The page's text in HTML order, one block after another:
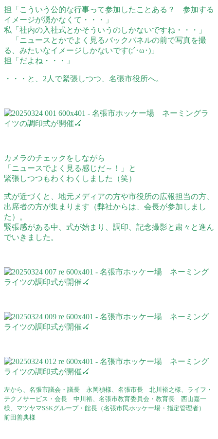
担「こういう公的な行事って参加したことある？ 参加する
イメージが湧かなくて・・・」
私「社内の入社式とかそういうのしかないですね・・・」
「ニュースとかでよく見るバックパネルの前で写真を撮
る、みたいなイメージしかないです(;´･ω･)」
担「だよね・・・」
・・・と、2人で緊張しつつ、名張市役所へ。
カメラのチェックをしながら
「ニュースでよく見る感じだ～！」と
緊張しつつもわくわくしました（笑）
式が近づくと、地元メディアの方や市役所の広報担当の方、
出席者の方が集まります（弊社からは、会長が参加しまし
た）。
緊張感がある中、式が始まり、調印、記念撮影と粛々と進ん
でいきました。
左から、 名張市議会・議長 永岡禎様、名張市長 北川裕之様、ライフ・
テクノサービス・会長 中川裕、名張市教育委員会・教育長 西山嘉一
様、 マツヤマSSKグループ・ 館長（名張市民ホッケー場・指定管理者）
前田善典様